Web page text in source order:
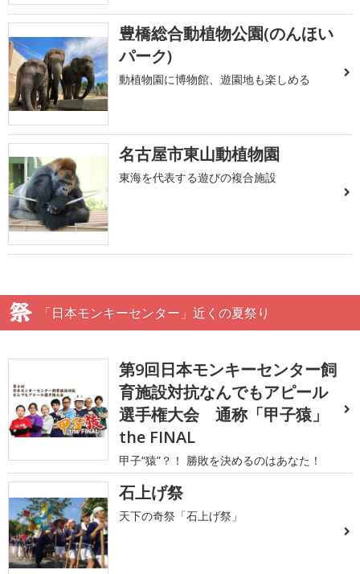
豊橋総合動植物公園(のんほい
パーク)
動植物園に博物館、遊園地も楽しめる
名古屋市東山動植物園
東海を代表する遊びの複合施設
「日本モンキーセンター」近くの夏祭り
第9回日本モンキーセンター飼
育施設対抗なんでもアピール
選手権大会 通称「甲子猿」
the FINAL
甲子“猿”？！ 勝敗を決めるのはあなた！
石上げ祭
天下の奇祭「石上げ祭」